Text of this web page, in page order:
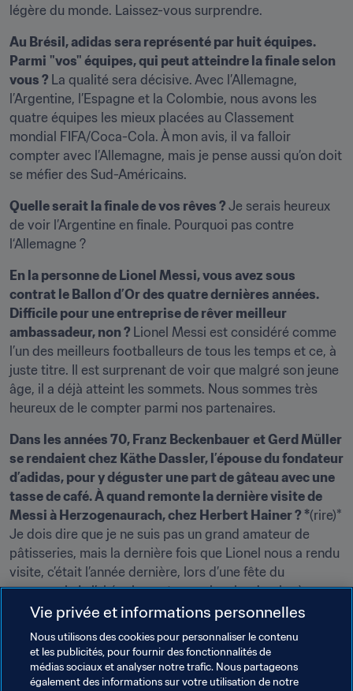
légère du monde. Laissez-vous surprendre.
Au Brésil, adidas sera représenté par huit équipes.
Parmi "vos" équipes, qui peut atteindre la finale selon
vous ? La qualité sera décisive. Avec l’Allemagne,
l’Argentine, l’Espagne et la Colombie, nous avons les
quatre équipes les mieux placées au Classement
mondial FIFA/Coca-Cola. À mon avis, il va falloir
compter avec l’Allemagne, mais je pense aussi qu’on doit
se méfier des Sud-Américains.
Quelle serait la finale de vos rêves ? Je serais heureux
de voir l’Argentine en finale. Pourquoi pas contre
l‘Allemagne ?
En la personne de Lionel Messi, vous avez sous
contrat le Ballon d’Or des quatre dernières années.
Difficile pour une entreprise de rêver meilleur
ambassadeur, non ? Lionel Messi est considéré comme
l’un des meilleurs footballeurs de tous les temps et ce, à
juste titre. Il est surprenant de voir que malgré son jeune
âge, il a déjà atteint les sommets. Nous sommes très
heureux de le compter parmi nos partenaires.
Dans les années 70, Franz Beckenbauer et Gerd Müller
se rendaient chez Käthe Dassler, l’épouse du fondateur
d’adidas, pour y déguster une part de gâteau avec une
tasse de café. À quand remonte la dernière visite de
Messi à Herzogenaurach, chez Herbert Hainer ? *(rire)*
Je dois dire que je ne suis pas un grand amateur de
pâtisseries, mais la dernière fois que Lionel nous a rendu
visite, c’était l’année dernière, lors d’une fête du
personnel. Je l’ai également vu en janvier dernier à
Zurich, lors de la remise du Ballon d‘Or.
Si la finale de vos rêves devait devenir réalité, qui
soutiendriez-vous ? Si cela devait arriver, je resterais
neutre et j’espérerais simplement que la meilleure équipe
Vie privée et informations personnelles
Nous utilisons des cookies pour personnaliser le contenu
et les publicités, pour fournir des fonctionnalités de
médias sociaux et analyser notre trafic. Nous partageons
également des informations sur votre utilisation de notre